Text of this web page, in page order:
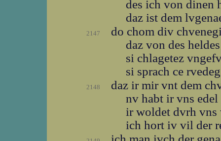
des ich von dinen
daz ist dem
2147
do chom div
daz von des
si chlagetez
si sprach ce
2148
daz ir mir vnt dem
nv habt ir vns
ir woldet dvrh vns
ich hort iv vil der